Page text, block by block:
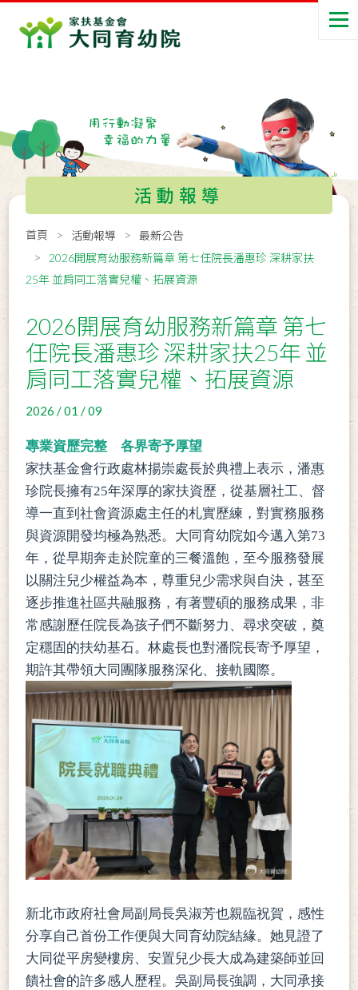
活動報導
首頁 活動報導
最新公告
2026開展育幼服務新篇章 第七任院長潘惠珍 深耕家扶
25年 並肩同工落實兒權、拓展資源
2026開展育幼服務新篇章 第七
任院長潘惠珍 深耕家扶25年 並
肩同工落實兒權、拓展資源
2026 / 01 / 09
專業資歷完整 各界寄予厚望
家扶基金會行政處林揚崇處長於典禮上表示，潘惠
珍院長擁有25年深厚的家扶資歷，從基層社工、督
導一直到社會資源處主任的札實歷練，對實務服務
與資源開發均極為熟悉。大同育幼院如今邁入第73
年，從早期奔走於院童的三餐溫飽，至今服務發展
以關注兒少權益為本，尊重兒少需求與自決，甚至
逐步推進社區共融服務，有著豐碩的服務成果，非
常感謝歷任院長為孩子們不斷努力、尋求突破，奠
定穩固的扶幼基石。林處長也對潘院長寄予厚望，
期許其帶領大同團隊服務深化、接軌國際。
新北市政府社會局副局長吳淑芳也親臨祝賀，感性
分享自己首份工作便與大同育幼院結緣。她見證了
大同從平房變樓房、安置兒少長大成為建築師並回
饋社會的許多感人歷程。吳副局長強調，大同承接